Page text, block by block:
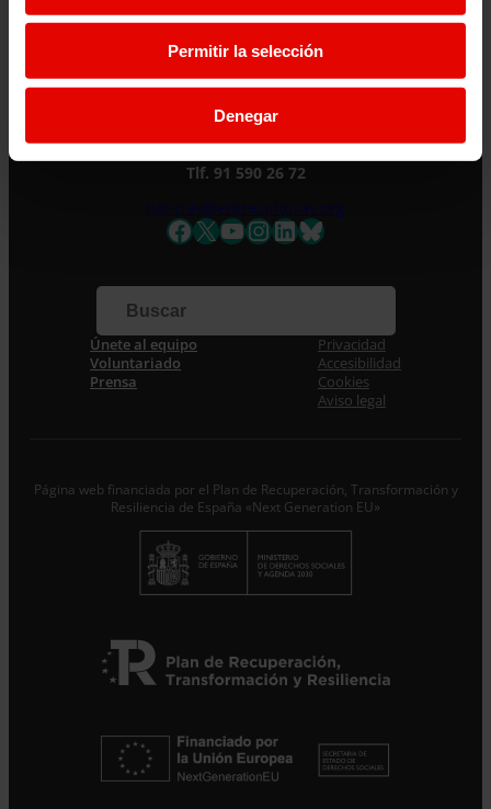
Permitir la selección
Denegar
Si quieres recibir nuestra newsletter mensual
y los correos puntuales en los que te
ofrecemos información, no dejes de completar
alta en nuestra base de datos y podrás estar
al tanto de todas las novedades.
Nombre *
Correo electrónico *
Acepto la Política de Privacidad*
Desde ENTRECULTURAS FE Y ALEGRÍA ESPAÑA
C/ Maldonado, 1. Planta 3.
28006 – Madrid
Tlf. 91 590 26 72
noticias@entreculturas.org
Facebook
X YouTube
Instagram
LinkedIn
Bluesky
Únete al equipo
Voluntariado
Prensa
Privacidad
Accesibilidad
Cookies
Aviso legal
Página web financiada por el Plan de Recuperación, Transformación y
Resiliencia de España «Next Generation EU»